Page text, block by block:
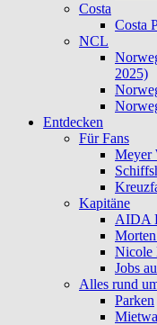
Costa
Costa
NCL
2025)
Entdecken
Für Fans
Meyer
Kapitäne
AIDA
Nicole
Jobs
Alles rund
Parken